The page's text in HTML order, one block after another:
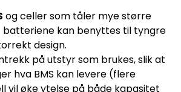
og celler som tåler mye større
kan benyttes til tyngre
design.
på utstyr som brukes, slik at
hva BMS kan levere (flere
vil øke ytelse på både kapasitet